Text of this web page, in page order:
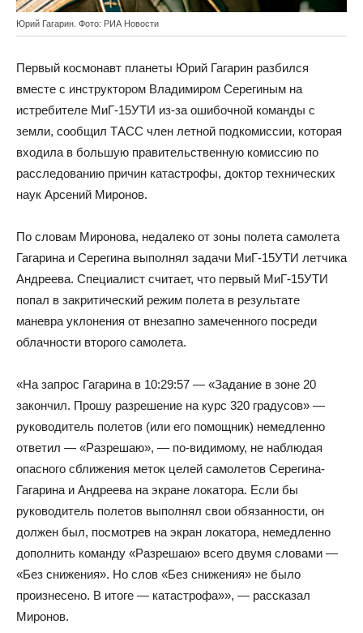
Юрий Гагарин. Фото: РИА Новости
Первый космонавт планеты Юрий Гагарин разбился
вместе с инструктором Владимиром Серегиным на
истребителе МиГ-15УТИ из-за ошибочной команды с
земли, сообщил ТАСС член летной подкомиссии, которая
входила в большую правительственную комиссию по
расследованию причин катастрофы, доктор технических
наук Арсений Миронов.
По словам Миронова, недалеко от зоны полета самолета
Гагарина и Серегина выполнял задачи МиГ-15УТИ летчика
Андреева. Специалист считает, что первый МиГ-15УТИ
попал в закритический режим полета в результате
маневра уклонения от внезапно замеченного посреди
облачности второго самолета.
«На запрос Гагарина в 10:29:57 — «Задание в зоне 20
закончил. Прошу разрешение на курс 320 градусов» —
руководитель полетов (или его помощник) немедленно
ответил — «Разрешаю», — по-видимому, не наблюдая
опасного сближения меток целей самолетов Серегина-
Гагарина и Андреева на экране локатора. Если бы
руководитель полетов выполнял свои обязанности, он
должен был, посмотрев на экран локатора, немедленно
дополнить команду «Разрешаю» всего двумя словами —
«Без снижения». Но слов «Без снижения» не было
произнесено. В итоге — катастрофа»», — рассказал
Миронов.